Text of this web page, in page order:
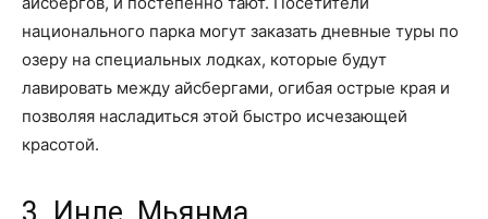
национального парка могут заказать дневные туры по
озеру на специальных лодках, которые будут
лавировать между айсбергами, огибая острые края и
позволяя насладиться этой быстро исчезающей
красотой.